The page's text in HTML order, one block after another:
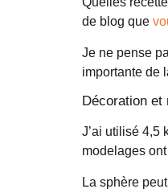
de blog que
Je ne pense
importante de
Décoration et
J’ai utilisé 4,5
modelages
La sphère